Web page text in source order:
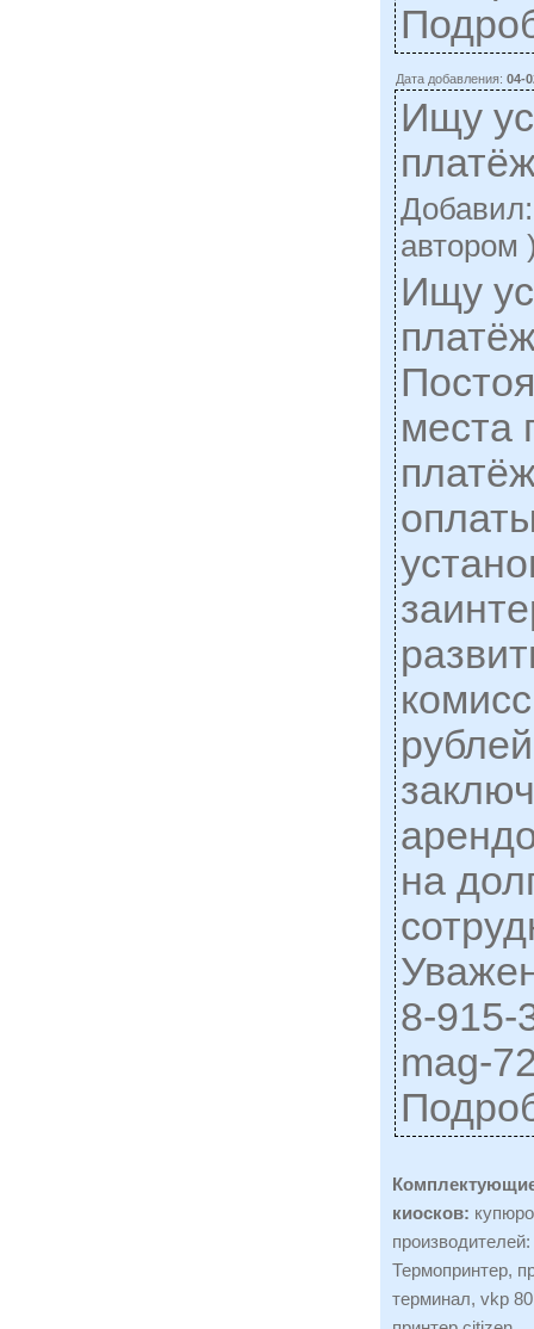
Дата добавления:04-
Ищу
автором
Ищу
места
на
8-915-
mag-
киосков:
Термопринтер,
терминал, vkp